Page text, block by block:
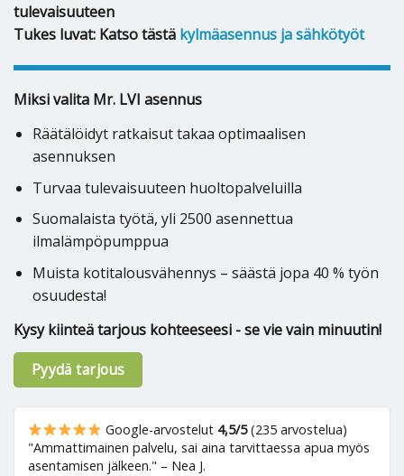
tulevaisuuteen
Tukes luvat: Katso tästä kylmäasennus ja sähkötyöt
Miksi valita Mr. LVI asennus
Räätälöidyt ratkaisut takaa optimaalisen
asennuksen
Turvaa tulevaisuuteen huoltopalveluilla
Suomalaista työtä, yli 2500 asennettua
ilmalämpöpumppua
Muista kotitalousvähennys – säästä jopa 40 % työn
osuudesta!
Kysy kiinteä tarjous kohteeseesi - se vie vain minuutin!
Google-arvostelut 4,5/5(235 arvostelua)
"Ammattimainen palvelu, sai aina tarvittaessa apua myös
asentamisen jälkeen." – Nea J.
Pyydä tarjous